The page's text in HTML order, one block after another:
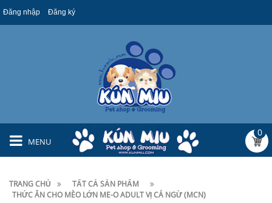
Đăng nhập Đăng ký
MENU
0
TRANG CHỦ
TẤT CẢ SẢN PHẨM
THỨC ĂN CHO MÈO LỚN ME-O ADULT VỊ CÁ NGỪ (MCN)